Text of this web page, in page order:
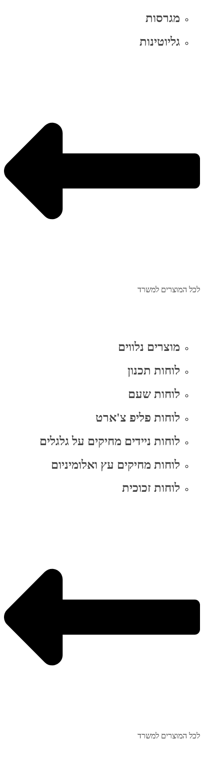
מגרסות
גליוטינות
לכל המוצרים למשרד
מוצרים נלווים
לוחות תכנון
לוחות שעם
לוחות פליפ צ'ארט
לוחות ניידים מחיקים על גלגלים
לוחות מחיקים עץ ואלומיניום
לוחות זכוכית
לכל המוצרים למשרד